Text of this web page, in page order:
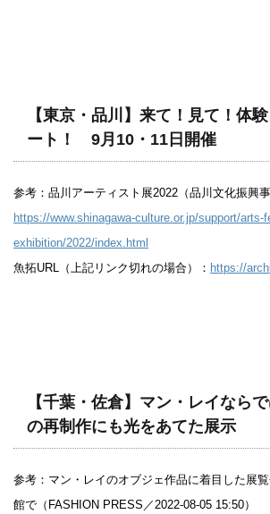
【東京・品川】来て！見て！体
ート！ 9月10・11日開催
参考：品川アーティスト展2022（品川文化振興事
https://www.shinagawa-culture.or.jp/support/arts-
exhibition/2022/index.html
魚拓URL（上記リンク切れの場合）： https://
【千葉・佐倉】マン・レイなら
の再制作にも光をあてた展示
参考：マン・レイのオブジェ作品に着目した展
館で（FASHION PRESS／2022-08-05 15:50）